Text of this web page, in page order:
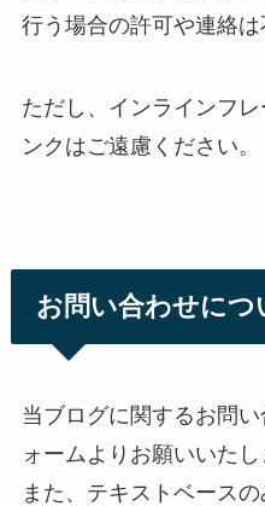
行う場合の許可や連絡は
ただし、インラインフ
ンクはご遠慮ください。
お問い合わせにつ
当ブログに関するお問
ォームよりお願いいたし
また、テキストベース